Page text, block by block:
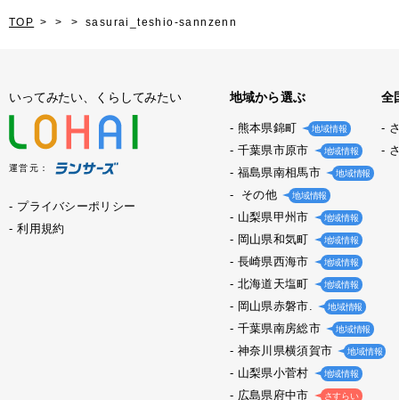
TOP sasurai_teshio-sannzenn
いってみたい、くらしてみたい
運営元：
プライバシーポリシー
利用規約
地域から選ぶ
熊本県錦町 地域情報
千葉県市原市 地域情報
福島県南相馬市 地域情報
その他 地域情報
山梨県甲州市 地域情報
岡山県和気町 地域情報
長崎県西海市 地域情報
北海道天塩町 地域情報
岡山県赤磐市. 地域情報
千葉県南房総市 地域情報
神奈川県横須賀市 地域情報
山梨県小菅村 地域情報
広島県府中市 さすらい
全